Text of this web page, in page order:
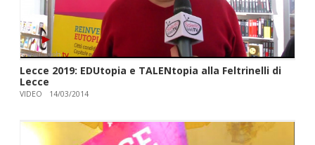
Lecce 2019: EDUtopia e TALENtopia alla Feltrinelli di
Lecce
VIDEO 14/03/2014